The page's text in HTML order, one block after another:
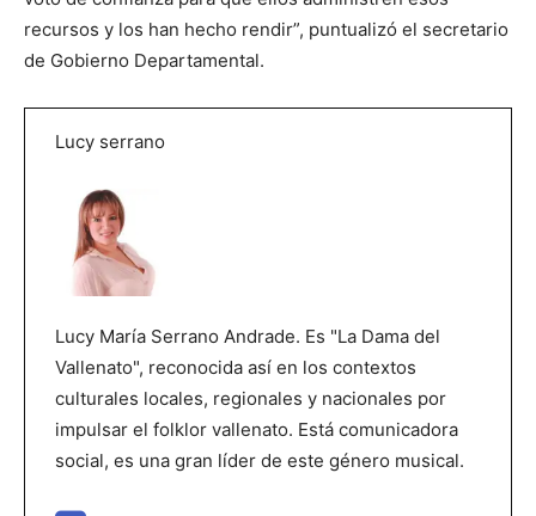
recursos y los han hecho rendir”, puntualizó el secretario
de Gobierno Departamental.
Lucy serrano
Lucy María Serrano Andrade. Es "La Dama del
Vallenato", reconocida así en los contextos
culturales locales, regionales y nacionales por
impulsar el folklor vallenato. Está comunicadora
social, es una gran líder de este género musical.